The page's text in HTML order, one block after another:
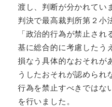
渡し、 判断が分かれてい
判決で最高裁判所第２小
「政治的行為が禁止され
基に総合的に考慮したう
損なう具体的なおそれが
うしたおそれが認められ
行為を禁止すべきではな
を行いました。